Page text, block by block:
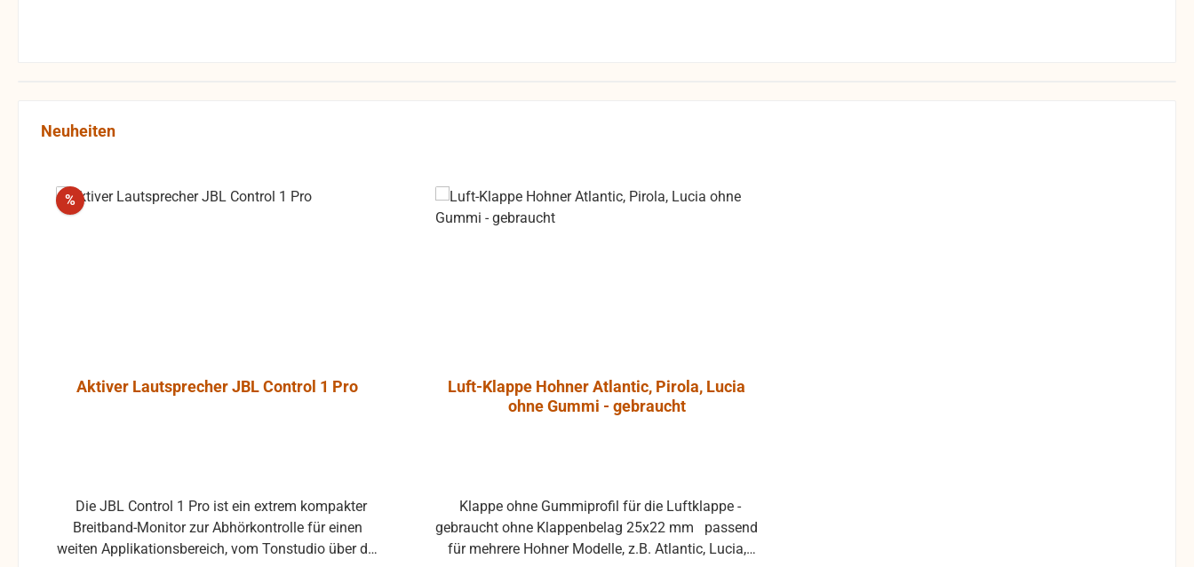
Produktgalerie überspringen
Neuheiten
%Rabatt
Aktiver Lautsprecher JBL Control 1 Pro
Breitband-Monitor zur Abhörkontrolle für einen
weiten Applikationsbereich, vom Tonstudio über die
Luft-Klappe Hohner Atlantic, Pirola, Lucia
ohne Gummi - gebraucht
gebraucht ohne Klappenbelag 25x22 mm passend
für mehrere Hohner Modelle, z.B. Atlantic, Lucia,